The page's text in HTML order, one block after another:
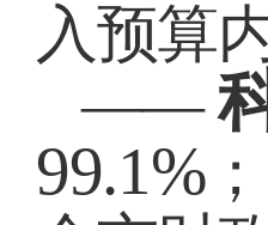
入预算
——
99.1%